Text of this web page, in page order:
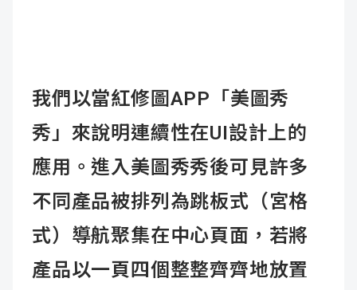
我們以當紅修圖APP「美圖秀
秀」來說明連續性在UI設計上的
應用。進入美圖秀秀後可見許多
不同產品被排列為跳板式（宮格
式）導航聚集在中心頁面，若將
產品以一頁四個整整齊齊地放置